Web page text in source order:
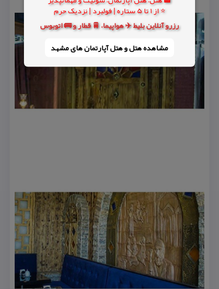
⭐ از 1 تا 5 ستاره | فولبرد | نزدیک حرم
رزرو آنلاین بلیط ✈️ هواپیما، 🚆 قطار و 🚌 اتوبوس
مشاهده هتل و هتل‌ آپارتمان های مشهد